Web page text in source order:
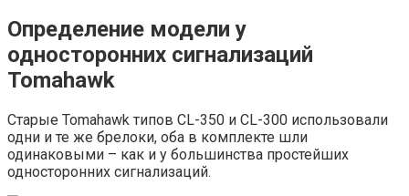
Определение модели у
односторонних сигнализаций
Tomahawk
Старые Tomahawk типов CL-350 и CL-300 использовали
одни и те же брелоки, оба в комплекте шли
одинаковыми – как и у большинства простейших
односторонних сигнализаций.